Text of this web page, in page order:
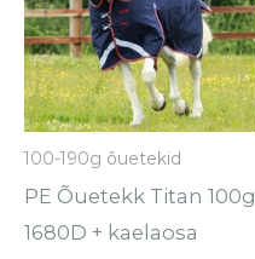
100-190g õuetekid
PE Õuetekk Titan 100g
1680D + kaelaosa